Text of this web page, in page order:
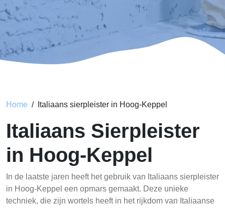
Home Italiaans sierpleister in Hoog-Keppel
Italiaans Sierpleister
in Hoog-Keppel
In de laatste jaren heeft het gebruik van Italiaans sierpleister
in Hoog-Keppel een opmars gemaakt. Deze unieke
techniek, die zijn wortels heeft in het rijkdom van Italiaanse